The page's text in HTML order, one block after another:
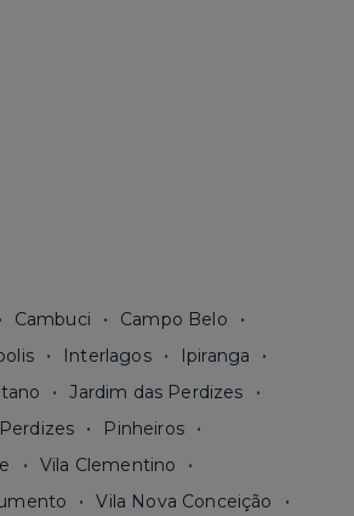
Cambuci
Campo Belo
Interlagos
Ipiranga
Jardim das Perdizes
Perdizes
Pinheiros
Vila Clementino
Vila Nova Conceição